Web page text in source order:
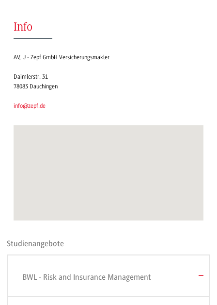
Info
AV, U - Zepf GmbH Versicherungsmakler
Daimlerstr. 31
78083 Dauchingen
info@zepf.de
Studienangebote
BWL - Risk and Insurance Management